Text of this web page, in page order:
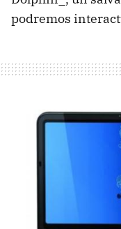
podremos